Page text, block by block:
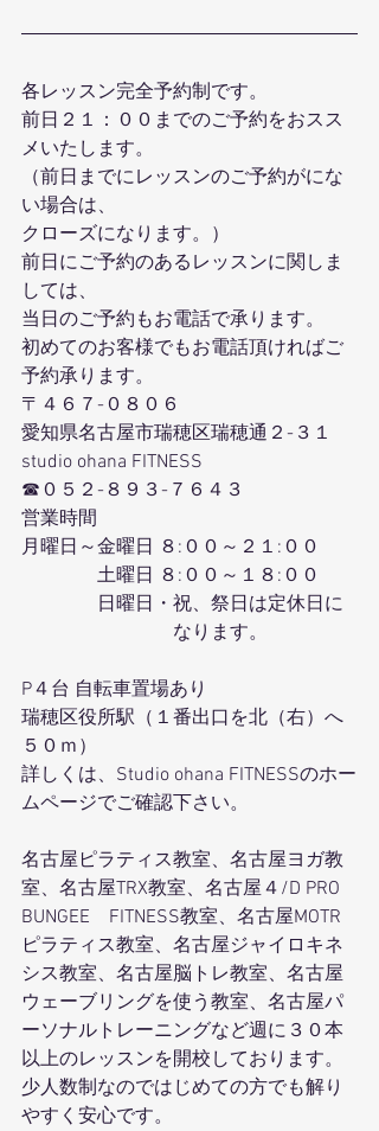
各レッスン完全予約制です。
前日２１：００までのご予約をおスス
メいたします。
（前日までにレッスンのご予約がにな
い場合は、
クローズになります。）
前日にご予約のあるレッスンに関しま
しては、
当日のご予約もお電話で承ります。
初めてのお客様でもお電話頂ければご
予約承ります。
〒４６７-０８０６
愛知県名古屋市瑞穂区瑞穂通２-３１
studio ohana FITNESS
☎０５２-８９３-７６４３
営業時間
月曜日～金曜日 ８:００～２１:００
土曜日 ８:００～１８:００
日曜日・祝、祭日は定休日に
なります。
P４台 自転車置場あり
瑞穂区役所駅（１番出口を北（右）へ
５０ｍ）
詳しくは、Studio ohana FITNESSのホー
ムページでご確認下さい。
名古屋ピラティス教室、名古屋ヨガ教
室、名古屋TRX教室、名古屋４/D PRO
BUNGEE　FITNESS教室、名古屋MOTR
ピラティス教室、名古屋ジャイロキネ
シス教室、名古屋脳トレ教室、名古屋
ウェーブリングを使う教室、名古屋パ
ーソナルトレーニングなど週に３０本
以上のレッスンを開校しております。
少人数制なのではじめての方でも解り
やすく安心です。